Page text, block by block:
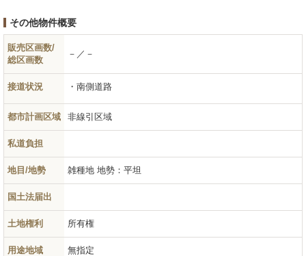
その他物件概要
販売区画数/
総区画数
－／－
接道状況 南側道路
都市計画区域 非線引区域
私道負担
地目/地勢 雑種地 地勢：平坦
国土法届出
土地権利 所有権
用途地域
無指定